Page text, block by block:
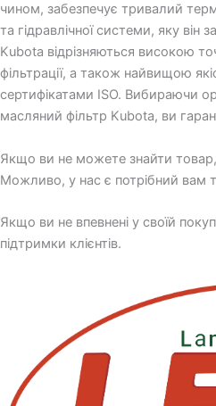
чином, забезпечує тривалий
та гідравлічної системи, яку він
Kubota відрізняються високою
фільтрації, а також найвищою
сертифікатами ISO. Вибираючи
масляний фільтр Kubota, ви
Якщо ви не можете знайти товар,
Можливо, у нас є потрібний вам
Якщо ви не впевнені у своїй
підтримки клієнтів.